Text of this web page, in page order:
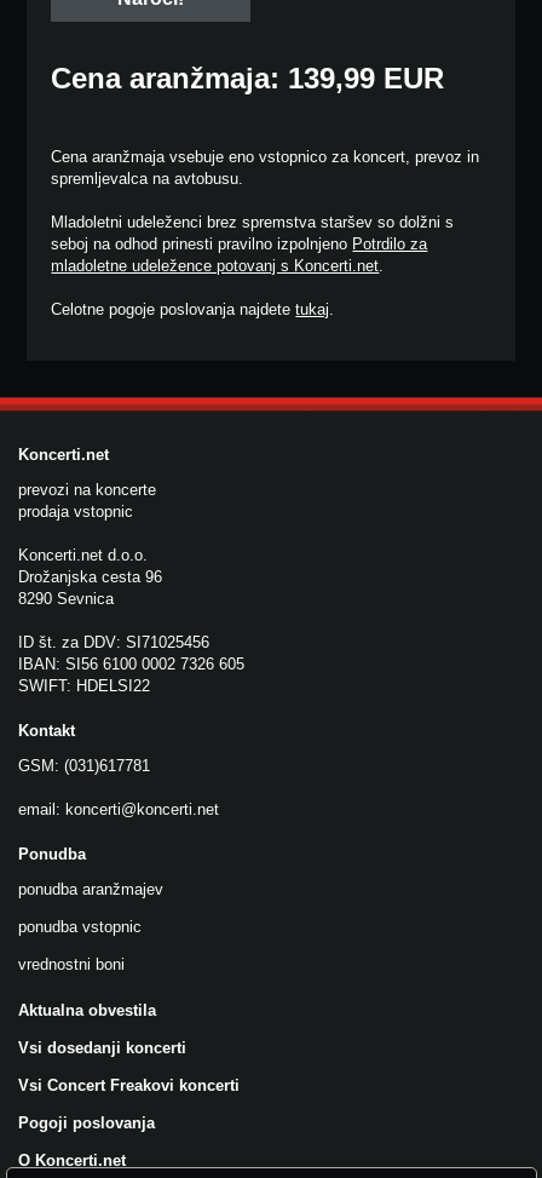
Cena aranžmaja: 139,99 EUR
Cena aranžmaja vsebuje eno vstopnico za koncert, prevoz in
spremljevalca na avtobusu.
Mladoletni udeleženci brez spremstva staršev so dolžni s
seboj na odhod prinesti pravilno izpolnjeno Potrdilo za
mladoletne udeležence potovanj s Koncerti.net.
Celotne pogoje poslovanja najdetetukaj.
Koncerti.net
prevozi na koncerte
prodaja vstopnic
Koncerti.net d.o.o.
Drožanjska cesta 96
8290 Sevnica
ID št. za DDV: SI71025456
IBAN: SI56 6100 0002 7326 605
SWIFT: HDELSI22
Kontakt
GSM: (031)617781
email: koncerti@koncerti.net
Ponudba
ponudba aranžmajev
ponudba vstopnic
vrednostni boni
Aktualna obvestila
Vsi dosedanji koncerti
Vsi Concert Freakovi koncerti
Pogoji poslovanja
O Koncerti.net